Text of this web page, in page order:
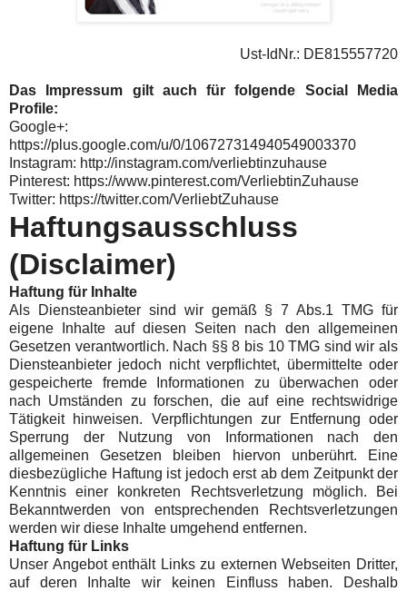
Ust-IdNr.: DE815557720
Das Impressum gilt auch für folgende Social Media
Profile:
Google+:
https://plus.google.com/u/0/106727314940549003370
Instagram: http://instagram.com/verliebtinzuhause
Pinterest: https://www.pinterest.com/VerliebtinZuhause
Twitter: https://twitter.com/VerliebtZuhause
Haftungsausschluss
(Disclaimer)
Haftung für Inhalte
Als Diensteanbieter sind wir gemäß § 7 Abs.1 TMG für
eigene Inhalte auf diesen Seiten nach den allgemeinen
Gesetzen verantwortlich. Nach §§ 8 bis 10 TMG sind wir als
Diensteanbieter jedoch nicht verpflichtet, übermittelte oder
gespeicherte fremde Informationen zu überwachen oder
nach Umständen zu forschen, die auf eine rechtswidrige
Tätigkeit hinweisen. Verpflichtungen zur Entfernung oder
Sperrung der Nutzung von Informationen nach den
allgemeinen Gesetzen bleiben hiervon unberührt. Eine
diesbezügliche Haftung ist jedoch erst ab dem Zeitpunkt der
Kenntnis einer konkreten Rechtsverletzung möglich. Bei
Bekanntwerden von entsprechenden Rechtsverletzungen
werden wir diese Inhalte umgehend entfernen.
Haftung für Links
Unser Angebot enthält Links zu externen Webseiten Dritter,
auf deren Inhalte wir keinen Einfluss haben. Deshalb